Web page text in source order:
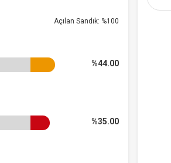
Açılan Sandık: %100
%44.00
%35.00